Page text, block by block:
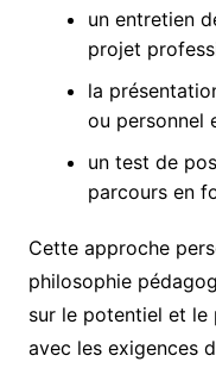
un entretien
projet
la
ou personnel
un test de
parcours en
Cette approche
philosophie
sur le potentiel et le
avec les exigences